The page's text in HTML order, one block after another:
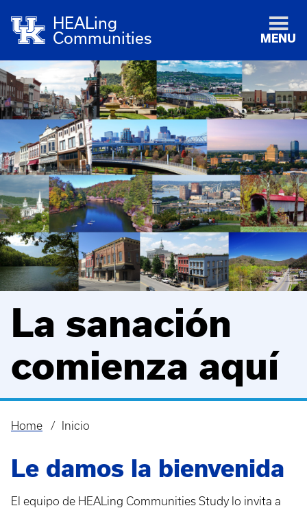
HEALing
Communities
MENU
La sanación
comienza aquí
Breadcrumb
Home Inicio
Le damos la bienvenida
El equipo de HEALing Communities Study lo invita a